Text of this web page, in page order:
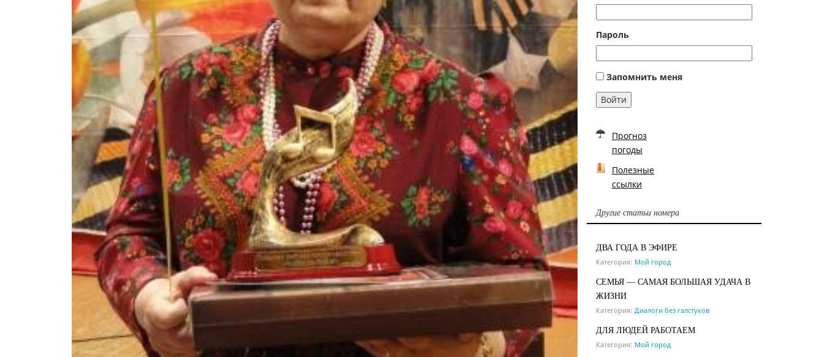
Пароль
Запомнить меня
Войти
Прогноз
погоды
Полезные
ссылки
Другие статьи номера
ДВА ГОДА В ЭФИРЕ
Категория: Мой город
СЕМЬЯ — САМАЯ БОЛЬШАЯ УДАЧА В
ЖИЗНИ
Категория: Диалоги без галстуков
ДЛЯ ЛЮДЕЙ РАБОТАЕМ
Категория: Мой город